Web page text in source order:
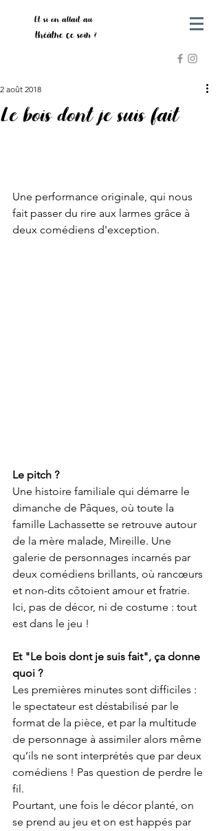
Et si on allait au
théâtre ce soir ?
Le bois dont je suis fait
2 août 2018
Une performance originale, qui nous
fait passer du rire aux larmes grâce à
deux comédiens d'exception.
Le pitch ?
Une histoire familiale qui démarre le
dimanche de Pâques, où toute la
famille Lachassette se retrouve autour
de la mère malade, Mireille. Une
galerie de personnages incarnés par
deux comédiens brillants, où rancœurs
et non-dits côtoient amour et fratrie.
Ici, pas de décor, ni de costume : tout
est dans le jeu !
Et "Le bois dont je suis fait", ça donne
quoi ?
Les premières minutes sont difficiles :
le spectateur est déstabilisé par le
format de la pièce, et par la multitude
de personnage à assimiler alors même
qu’ils ne sont interprétés que par deux
comédiens ! Pas question de perdre le
fil.
Pourtant, une fois le décor planté, on
se prend au jeu et on est happés par